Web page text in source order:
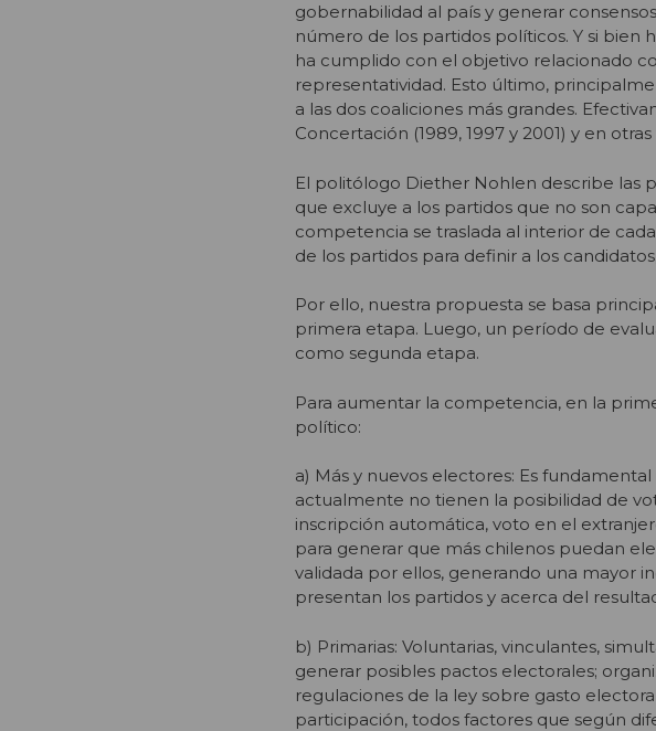
gobernabilidad al país y generar
número de los partidos políticos. Y si
ha cumplido con el objetivo relacionado
representatividad. Esto último,
a las dos coaliciones más grandes.
Concertación (1989, 1997 y 2001) y en
El politólogo Diether Nohlen describe las
que excluye a los partidos que no son
competencia se traslada al interior de
de los partidos para definir a los
Por ello, nuestra propuesta se basa
primera etapa. Luego, un período de
como segunda etapa.
Para aumentar la competencia, en la
político:
a) Más y nuevos electores: Es
actualmente no tienen la posibilidad de
inscripción automática, voto en el
para generar que más chilenos puedan
validada por ellos, generando una mayor
presentan los partidos y acerca del
b) Primarias: Voluntarias, vinculantes,
generar posibles pactos electorales;
regulaciones de la ley sobre gasto
participación, todos factores que según